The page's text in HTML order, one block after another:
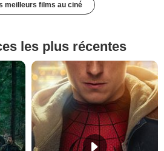
meilleurs films au ciné
les plus récentes